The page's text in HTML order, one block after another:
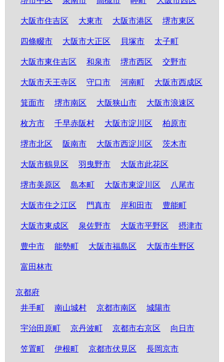
大阪市住吉区 大東市 大阪市港区 堺市東区
四條畷市 大阪市大正区 貝塚市 太子町
大阪市東住吉区 和泉市 堺市西区 交野市
大阪市天王寺区 守口市 河南町 大阪市西成区
箕面市 堺市南区 大阪狭山市 大阪市浪速区
枚方市 千早赤阪村 大阪市淀川区 柏原市
堺市北区 阪南市 大阪市西淀川区 茨木市
大阪市鶴見区 羽曳野市 大阪市此花区
堺市美原区 島本町 大阪市東淀川区 八尾市
大阪市住之江区 門真市 岸和田市 豊能町
大阪市東成区 泉佐野市 大阪市平野区 摂津市
豊中市 能勢町 大阪市福島区 大阪市生野区
富田林市
京都府
井手町
南山城村 京都市南区 城陽市
宇治田原町 京丹波町 京都市右京区 向日市
笠置町 伊根町 京都市伏見区 長岡京市